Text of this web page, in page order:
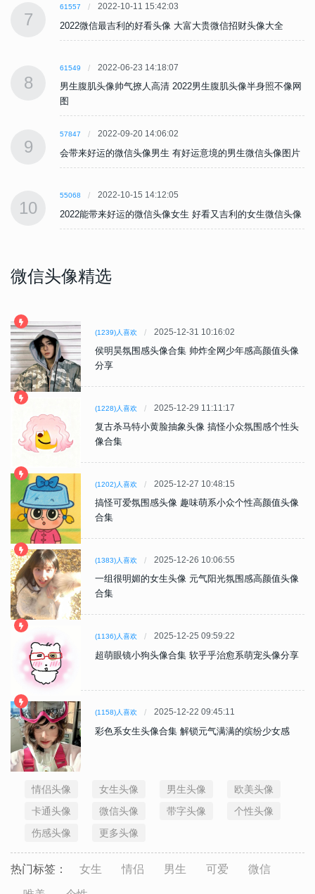
7
61557 2022-10-11 15:42:03
2022微信最吉利的好看头像 大富大贵微信招财头像大全
8
61549 2022-06-23 14:18:07
男生腹肌头像帅气撩人高清 2022男生腹肌头像半身照不像网
图
9
57847 2022-09-20 14:06:02
会带来好运的微信头像男生 有好运意境的男生微信头像图片
10
55068 2022-10-15 14:12:05
2022能带来好运的微信头像女生 好看又吉利的女生微信头像
微信头像精选
(1239)人喜欢 2025-12-31 10:16:02
侯明昊氛围感头像合集 帅炸全网少年感高颜值头像
分享
(1228)人喜欢 2025-12-29 11:11:17
复古杀马特小黄脸抽象头像 搞怪小众氛围感个性头
像合集
(1202)人喜欢 2025-12-27 10:48:15
搞怪可爱氛围感头像 趣味萌系小众个性高颜值头像
合集
(1383)人喜欢 2025-12-26 10:06:55
一组很明媚的女生头像 元气阳光氛围感高颜值头像
合集
(1136)人喜欢 2025-12-25 09:59:22
超萌眼镜小狗头像合集 软乎乎治愈系萌宠头像分享
(1158)人喜欢 2025-12-22 09:45:11
彩色系女生头像合集 解锁元气满满的缤纷少女感
情侣头像 女生头像 男生头像
欧美头像
卡通头像
微信头像 带字头像
个性头像
伤感头像
更多头像
热门标签： 女生 情侣 男生 可爱 微信